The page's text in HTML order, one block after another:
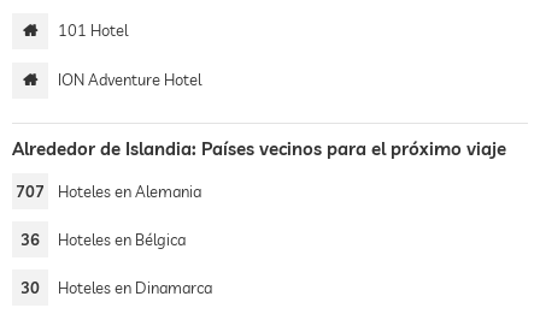
101 Hotel
ION Adventure Hotel
Alrededor de Islandia: Países vecinos para el próximo viaje
707 Hoteles en Alemania
36 Hoteles en Bélgica
30 Hoteles en Dinamarca